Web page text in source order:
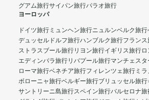
グアム旅行サイパン旅行パラオ旅行
ヨーロッパ
ドイツ旅行 ミュンヘン旅行ニュルンベルク旅行
デュッセルドルフ旅行ハンブルク旅行フランス
ストラスブール旅行リヨン旅行イギリス旅行
エディンバラ旅行リバプール旅行マンチェス
ローマ旅行ベネチア旅行フィレンツェ旅行 ミ
ボローニャ旅行ベルギー旅行ブリュッセル旅行
サントリーニ島旅行スペイン旅行バルセロナ旅